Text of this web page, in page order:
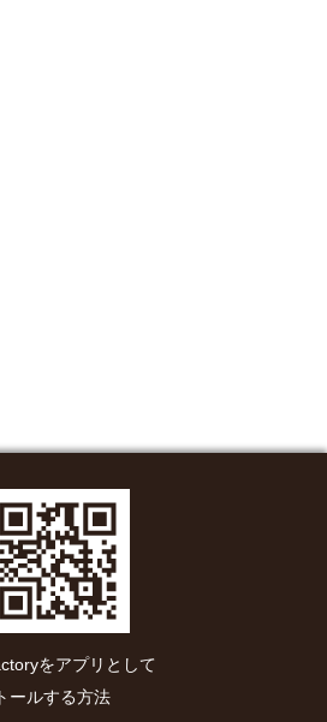
をアプリとして
ールする方法